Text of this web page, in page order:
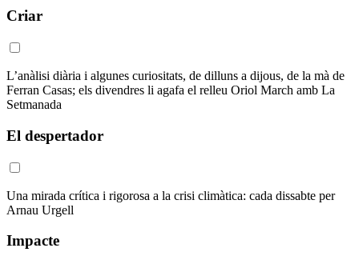
Criar
L’anàlisi diària i algunes curiositats, de dilluns a dijous, de la mà de
Ferran Casas; els divendres li agafa el relleu Oriol March amb La
Setmanada
El despertador
Una mirada crítica i rigorosa a la crisi climàtica: cada dissabte per
Arnau Urgell
Impacte